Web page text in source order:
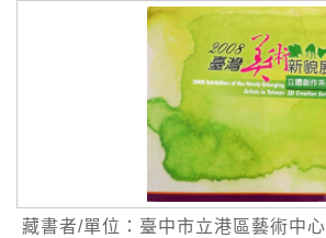
藏書者/單位：臺中市立港區藝術中心